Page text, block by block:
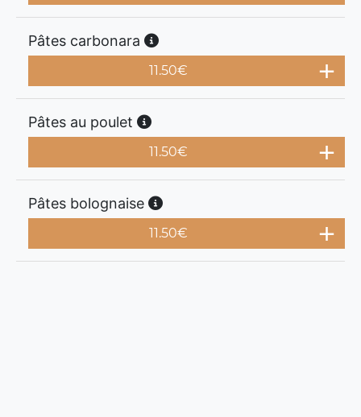
Pâtes carbonara
11.50€
Pâtes au poulet
11.50€
Pâtes bolognaise
11.50€